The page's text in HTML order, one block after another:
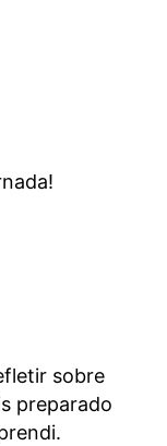
sobre
preparado